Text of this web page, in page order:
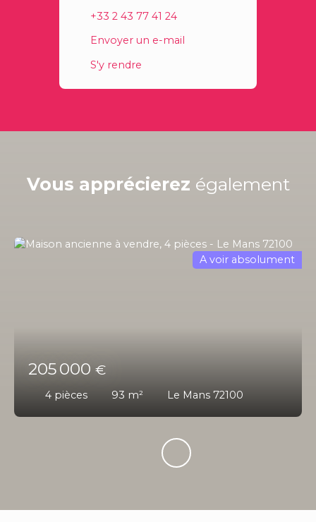
+33 2 43 77 41 24
Envoyer un e-mail
S'y rendre
Vous apprécierez également
205 000 €
4 pièces 93 m² Le Mans 72100
A voir absolument